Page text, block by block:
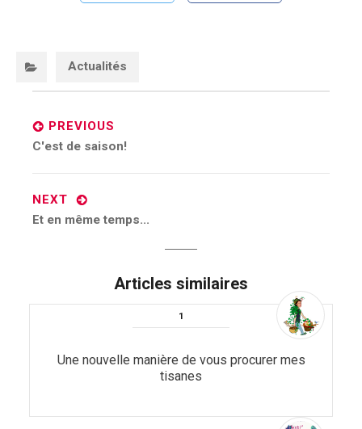
Actualités
navigation
PREVIOUS
Previous
C'est de saison!
NEXT
Next
Et en même temps...
Articles similaires
Une nouvelle manière de vous procurer mes
tisanes